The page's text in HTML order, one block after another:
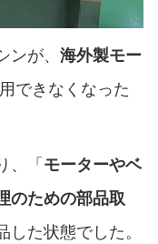
が、 海外製モー
できなくなった
、「モーターやベ
のための部品取
た状態でした。